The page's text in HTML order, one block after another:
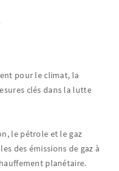
pour le climat, la
clés dans la lutte
le pétrole et le gaz
des émissions de gaz à
planétaire.